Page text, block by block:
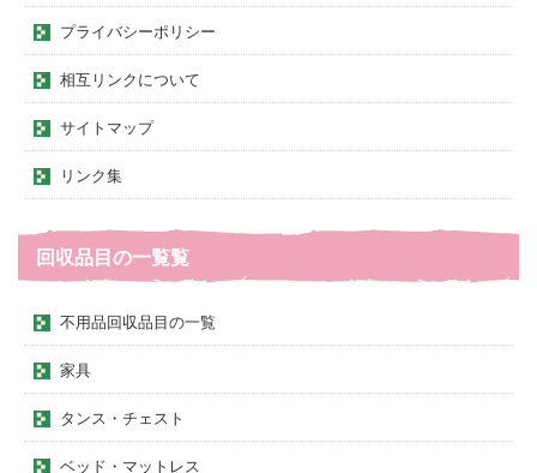
プライバシーポリシー
相互リンクについて
サイトマップ
リンク集
回収品目の一覧覧
不用品回収品目の一覧
家具
タンス・チェスト
ベッド・マットレス